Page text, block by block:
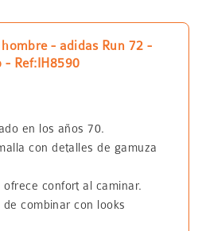
- adidas Run 72 -
Ref:IH8590
en los años 70.
con detalles de gamuza
confort al caminar.
combinar con looks